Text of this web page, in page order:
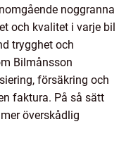
noggranna
och kvalitet i varje bil
trygghet och
Bilmånsson
försäkring och
faktura. På så sätt
överskådlig